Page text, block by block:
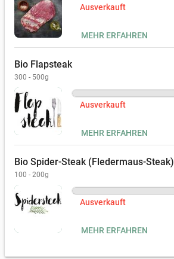
Ausverkauft
MEHR ERFAHREN
Bio Flapsteak
300 - 500g
Ausverkauft
MEHR ERFAHREN
Bio Spider-Steak (Fledermaus-Steak)
100 - 200g
Ausverkauft
MEHR ERFAHREN